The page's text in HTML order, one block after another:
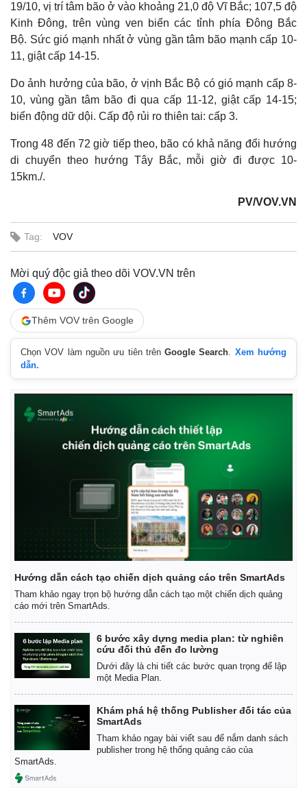
Thế giới
Quan sát
Cuộc sống đó đây
Hồ sơ
Multimedia
Video
Ảnh
Infographic
Bất động sản
Khởi nghiệp
Giá vàng
Tỷ giá
Chứng khoán
19/10, vị trí tâm bão ở vào khoảng 21,0 độ Vĩ Bắc; 107,5 độ
Kinh Đông, trên vùng ven biển các tỉnh phía Đông Bắc
Bộ. Sức gió mạnh nhất ở vùng gần tâm bão mạnh cấp 10-
11, giật cấp 14-15.
Do ảnh hưởng của bão, ở vịnh Bắc Bộ có gió mạnh cấp 8-
10, vùng gần tâm bão đi qua cấp 11-12, giật cấp 14-15;
biển động dữ dội. Cấp độ rủi ro thiên tai: cấp 3.
Trong 48 đến 72 giờ tiếp theo, bão có khả năng đổi hướng
di chuyển theo hướng Tây Bắc, mỗi giờ đi được 10-
15km./.
PV/VOV.VN
Tag: VOV
Mời quý độc giả theo dõi VOV.VN trên
Thêm VOV trên Google
Chọn VOV làm nguồn ưu tiên trênGoogle Search. Xem hướng
dẫn.
Hướng dẫn cách tạo chiến dịch quảng cáo trên SmartAds
Tham khảo ngay trọn bộ hướng dẫn cách tạo một chiến dịch quảng
cáo mới trên SmartAds.
6 bước xây dựng media plan: từ nghiên
cứu đối thủ đến đo lường
Dưới đây là chi tiết các bước quan trọng để lập
một Media Plan.
Khám phá hệ thống Publisher đối tác của
SmartAds
Tham khảo ngay bài viết sau để nắm danh sách
publisher trong hệ thống quảng cáo của
SmartAds.